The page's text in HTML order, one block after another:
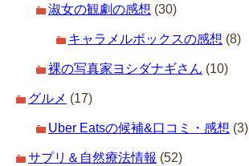
淑女の観劇の感想 (30)
キャラメルボックスの感想 (8)
裸の写真家ヨシダナギさん (10)
グルメ (17)
Uber Eatsの候補&口コミ・感想 (3)
サプリ＆自然療法情報 (52)